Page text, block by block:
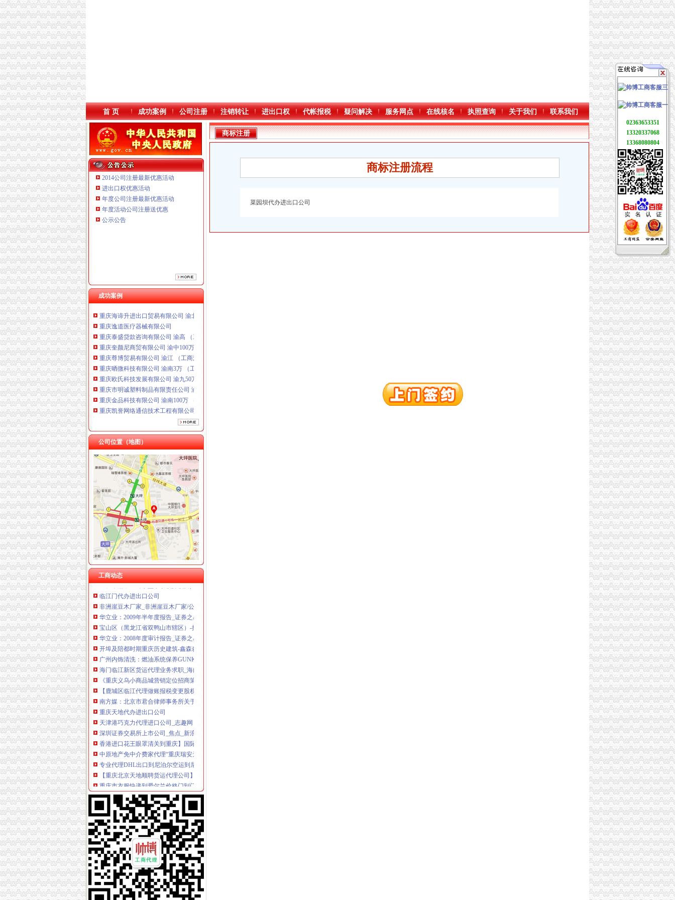
首 页 成功案例 公司注册 注销转让 进出口权 代帐报税 疑问解决 服务网点 在线核名 执照查询 关于我们 联系我们
2014公司注册最新优惠活动
进出口权优惠活动
年度公司注册最新优惠活动
年度活动公司注册送优惠
公示公告
成功案例
重庆逸道医疗器械有限公司
重庆泰盛贷款咨询有限公司 渝高 （工商注册）
重庆奎颜尼商贸有限公司 渝中100万 （工商注册）
重庆尊博贸易有限公司 渝江 （工商注册）
重庆晒微科技有限公司 渝南3万 （工商注册）
重庆欧氏科技发展有限公司 渝九50万 （进出口权）
重庆市明诚塑料制品有限责任公司 渝高100万 （进出口权）
重庆金品科技有限公司 渝南100万 （进出口权）
重庆凯誉网络通信技术工程有限公司 渝中300万 （工商变更）
重庆佳技维科技发展有限公司 渝南100万 （进出口权）
重庆海谛升进出口贸易有限公司 渝北100万 （进出口权）
重庆逸道医疗器械有限公司
重庆泰盛贷款咨询有限公司 渝高 （工商注册）
重庆奎颜尼商贸有限公司 渝中100万 （工商注册）
重庆尊博贸易有限公司 渝江 （工商注册）
重庆晒微科技有限公司 渝南3万 （工商注册）
重庆欧氏科技发展有限公司 渝九50万 （进出口权）
重庆市明诚塑料制品有限责任公司 渝高100万 （进出口权）
重庆金品科技有限公司 渝南100万 （进出口权）
重庆凯誉网络通信技术工程有限公司 渝中300万 （工商变更）
重庆佳技维科技发展有限公司 渝南100万 （进出口权）
公司位置（地图）
工商动态
渝中区马家堡
重庆市渝中区马家堡小学2017年新生招生通告！_重庆幼升小_家长帮
重庆市渝中区马家堡小学校怎么样_百度知道
渝中区马家堡小学二年级三班二单元复习资料(一)_老师_新浪博客
说课唐令春重庆渝中区马家堡小学《可能》—在线播放—优酷
桐君阁大房重庆市渝中区马家堡八十八店
重庆市渝中区马家堡小学评论怎么样-我要搜学网
重庆中房家苑房产经纪有限公司渝中区马家堡经营部_【信用信息_诉讼
渝中区马家堡小学应急避难场所到马家堡怎么走？-住哪网
渝中区马家堡小学好不好呀？求指教-早教幼儿园小学-重庆购物狂
重庆市渝中区马家堡小学校择校费|重庆市渝中区马家堡小学校住宿费,
非洲崖豆木厂家_非洲崖豆木厂家/公司-阿里巴巴公司黄页
华立业：2009年半年度报告_证券之星
宝山区（黑龙江省双鸭山市辖区）-搜百科
华立业：2008年度审计报告_证券之星
开埠及陪都时期重庆历史建筑-鑫森淼垚
广州内饰清洗：燃油系统保养GUNKM2616-油箱及油管路清洗-广州
海门临江新区货运代理业务求职_海门临江新区货运代理业务找工作_
《重庆义乌小商品城营销定位招商策划方案》.doc
【鹿城区临江代理做账报税变更股权上门服务的图片】-鹿城临江易登网
南方媒：北京市君合律师事务所关于南方出版媒股份有限公司发行
重庆天地代办进出口公司
天津港巧克力代理进口公司_志趣网
深圳证券交易所上市公司_焦点_新浪财经_新浪网
香港进口花王眼罩清关到重庆】国际进口物流,价格,厂家,供应
中原地产免中介费家代理“重庆瑞安天地”-房产新闻-重庆搜狐焦点网
专业代理DHL出口到尼泊尔空运到尼泊尔EMS可接液体末,厂家推
【重庆北京天地顺聘货运代理公司】网点,地址,电话,营业时间-大
重庆市衣服快递到爱尔兰价格门到门国际包税出口服务（图）-供应信
重庆天地写字楼写字楼出售,底价付6万（企业天地进出口食品超市
重庆易亿服装贸易有限公司,主营：服装服饰,箱包设计及销售；品
化妆品快递巴哈马专业出口敏感货-厂家|供应商-采购国际货物运输出
朝天门代办进出口公司
重庆蝶丽人贸易有限公司2017新招聘信息_电话_地址-58企业名录
重庆重庆西源商标代理有限公司附近酒店【携程酒店】_第7页
重庆国际货运专线：渝新欧进口平行车运输清关代理-重庆爱问分类
重庆利耀国际物流有限公司
【2014年重庆美购贸易有限公司新招聘信息_电话_地址】-赶集网
【重庆茶叶土产进出口公司大地贸易分公司】重庆茶叶土产进出口公
重庆糖酒加盟,重庆糖酒代理,重庆糖酒连锁加盟,重庆糖酒电话,重
商标注册
商标注册流程
菜园坝代办进出口公司
02363653351
13320337068
13368080804